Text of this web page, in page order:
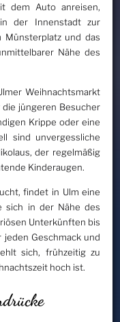
dem Auto anreisen,
der Innenstadt zur
Münsterplatz und das
Nähe des
Weihnachtsmarkt
jüngeren Besucher
Krippe oder eine
sind unvergessliche
der regelmäßig
Kinderaugen.
findet in Ulm eine
sich in der Nähe des
Unterkünften bis
Geschmack und
sich, frühzeitig zu
hoch ist.